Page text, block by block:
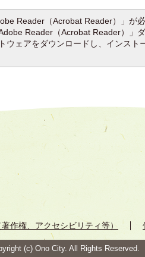
Reader（Acrobat Reader）」が
Reader（Acrobat Reader）」
ウェアをダウンロードし、インスト
作権、アクセシビリティ等）
(c) Ono City. All Rights Reserved.